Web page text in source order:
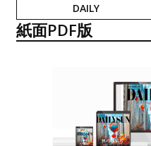
DAILY
紙面PDF版